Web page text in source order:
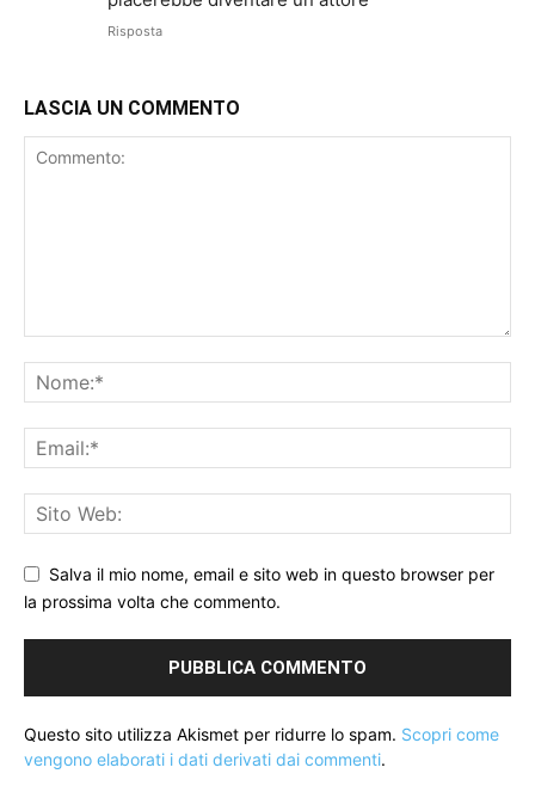
Risposta
LASCIA UN COMMENTO
Salva il mio nome, email e sito web in questo browser per
la prossima volta che commento.
Questo sito utilizza Akismet per ridurre lo spam. Scopri come
vengono elaborati i dati derivati dai commenti.